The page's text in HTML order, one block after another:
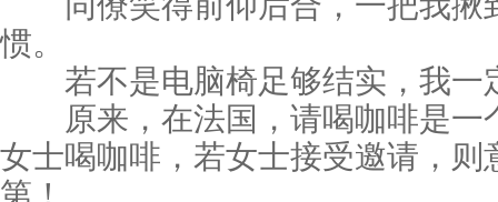
惯。
若不是电脑椅足够结实，我一
原来，在法国，请喝咖啡是一
女士喝咖啡，若女士接受邀请，
第！